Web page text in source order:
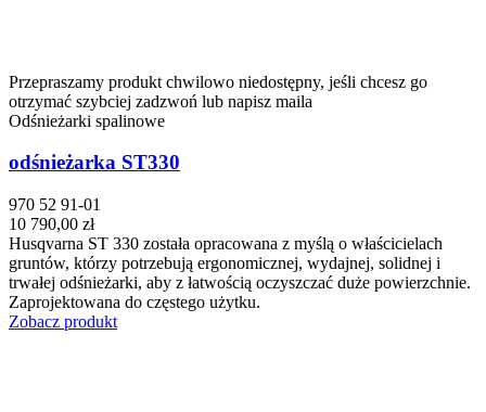
Przepraszamy produkt chwilowo niedostępny, jeśli chcesz go
otrzymać szybciej zadzwoń lub napisz maila
Odśnieżarki spalinowe
odśnieżarka ST330
970 52 91-01
10 790,00 zł
Husqvarna ST 330 została opracowana z myślą o właścicielach
gruntów, którzy potrzebują ergonomicznej, wydajnej, solidnej i
trwałej odśnieżarki, aby z łatwością oczyszczać duże powierzchnie.
Zaprojektowana do częstego użytku.
Zobacz produkt